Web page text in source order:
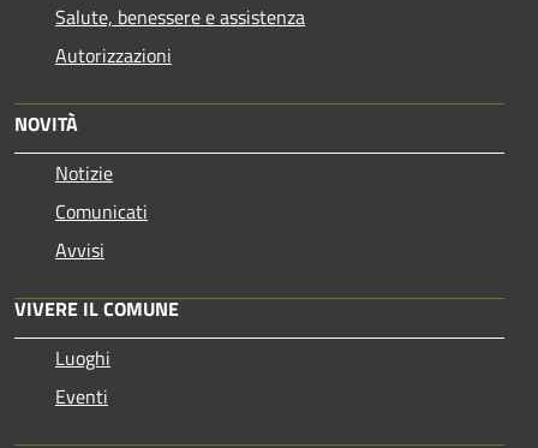
Salute, benessere e assistenza
Autorizzazioni
NOVITÀ
Notizie
Comunicati
Avvisi
VIVERE IL COMUNE
Luoghi
Eventi